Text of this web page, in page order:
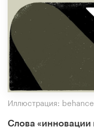
Иллюстрация:
Слова «инновации